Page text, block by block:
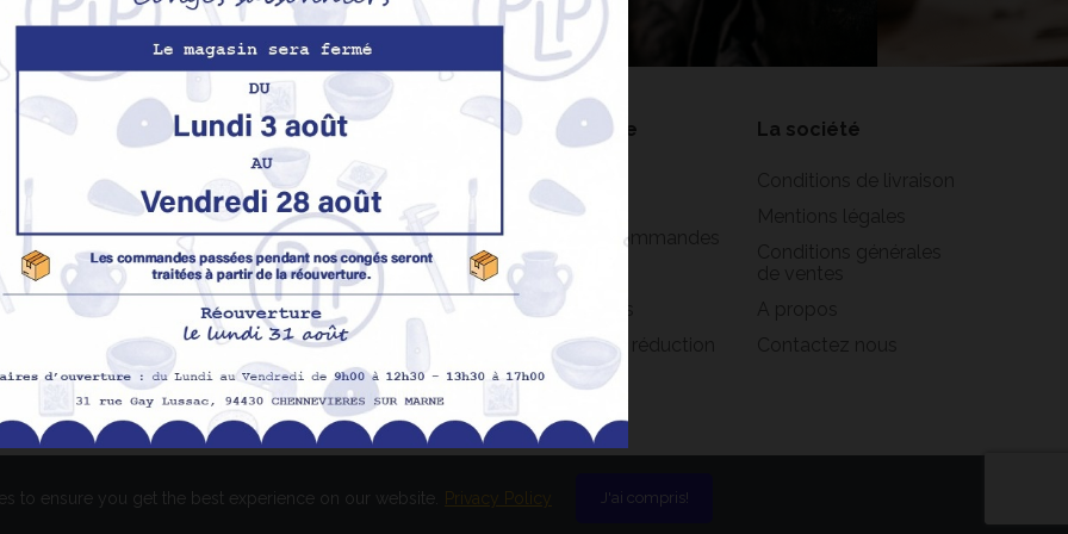
Nos produits
Promotions
Nouveaux produits
Meilleures ventes
Mon compte
Informations
personnelles
Historique commandes
Avoirs
Mes adresses
Mes bons de réduction
La société
Réalisation EASY HIGH T
to ensure you get the best experience on our website. Privacy Policy J'ai compris!